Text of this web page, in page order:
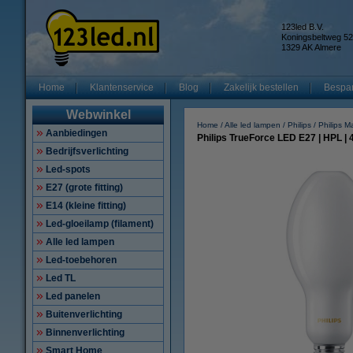
123led B.V.
Koningsbeltweg 52
1329 AK Almere
Home Klantenservice Blog Zakelijk bestellen
Webwinkel
Aanbiedingen
Bedrijfsverlichting
Led-spots
E27 (grote fitting)
E14 (kleine fitting)
Led-gloeilamp (filament)
Alle led lampen
Led-toebehoren
Led TL
Led panelen
Buitenverlichting
Binnenverlichting
Smart Home
Home Alle led lampen Philips Philips
Philips TrueForce LED E27 | HPL |